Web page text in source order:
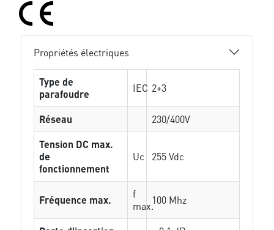
Propriétés électriques
Type de
parafoudre
IEC 2+3
Réseau
230/400V
Tension DC max.
de
fonctionnement
Uc 255 Vdc
Fréquence max.
f
max.100 Mhz